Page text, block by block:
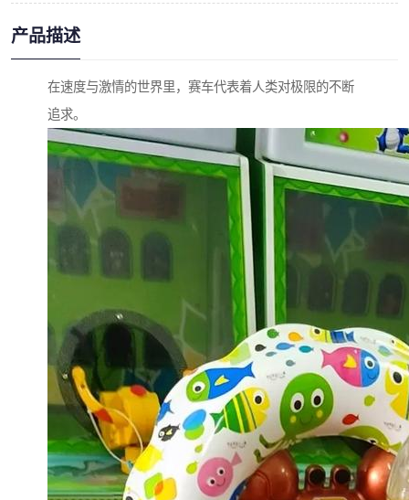
产品描述
在速度与激情的世界里，赛车代表着人类对极限的不断
追求。